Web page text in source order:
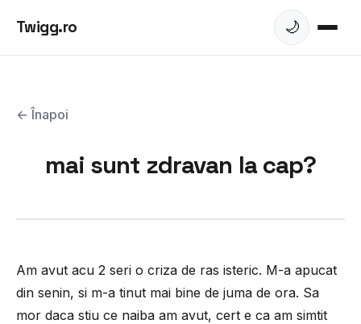
Twigg.ro 🌙
← Înapoi
mai sunt zdravan la cap?
Am avut acu 2 seri o criza de ras isteric. M-a apucat
din senin, si m-a tinut mai bine de juma de ora. Sa
mor daca stiu ce naiba am avut, cert e ca am simtit